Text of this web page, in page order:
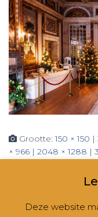
Grootte:150 × 150 |
× 966 | 2048 × 1288 |
Deze website